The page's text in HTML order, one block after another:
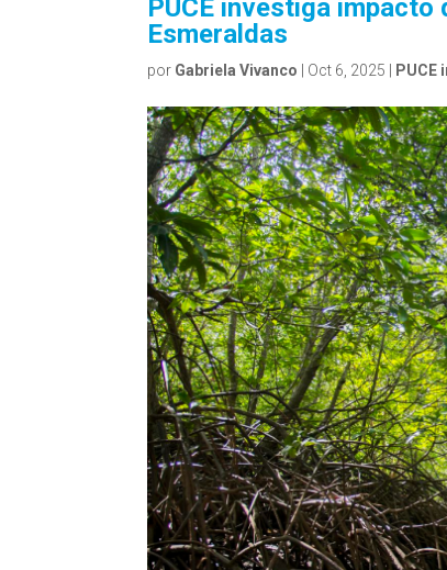
PUCE investiga
Esmeraldas
por Gabriela Vivanco Oct 6, 2025 PUCE